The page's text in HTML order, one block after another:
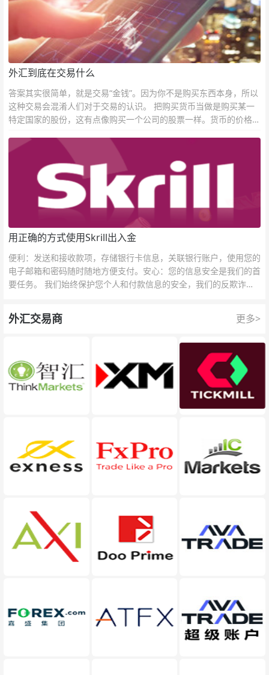
外汇到底在交易什么
答案其实很简单，就是交易“金钱”。因为你不是购买东西本身，所以
这种交易会混淆人们对于交易的认识。 把购买货币当做是购买某一
特定国家的股份，这有点像购买一个公司的股票一样。货币的价格直
用正确的方式使用Skrill出入金
便利：发送和接收款项，存储银行卡信息，关联银行账户，使用您的
电子邮箱和密码随时随地方便支付。安心：您的信息安全是我们的首
要任务。 我们始终保护您个人和付款信息的安全，我们的反欺诈团
外汇交易商 更多>